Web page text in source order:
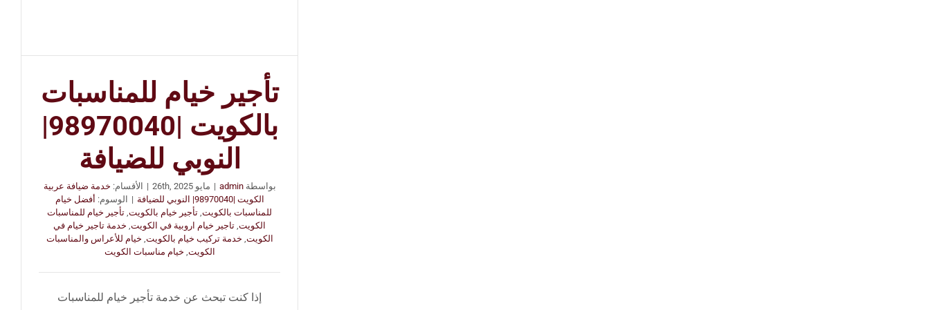
تأجير خيام للمناسبات
بالكويت |98970040|
النوبي للضيافة
بواسطةadmin
| مايو 26th, 2025 | الأقسام: خدمة ضيافة عربية
الكويت |98970040| النوبي للضيافة
| الوسوم: أفضل خيام
للمناسبات بالكويت, تأجير خيام بالكويت, تأجير خيام للمناسبات
الكويت, تاجير خيام اروبية في الكويت, خدمة تاجير خيام في
الكويت خدمة تركيب خيام بالكويت خيام للأعراس والمناسبات
الكويت خيام مناسبات الكويت
إذا كنت تبحث عن خدمة تأجير خيام للمناسبات